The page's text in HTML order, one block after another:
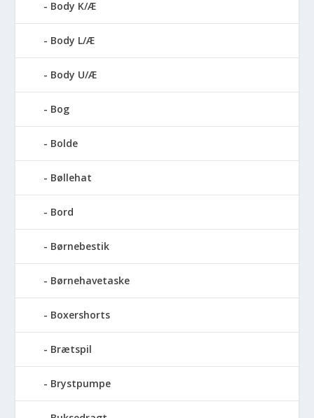
Body K/Æ
Body L/Æ
Body U/Æ
Bog
Bolde
Bøllehat
Bord
Børnebestik
Børnehavetaske
Boxershorts
Brætspil
Brystpumpe